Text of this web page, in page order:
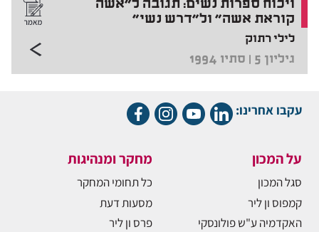
ויכוח ספרות נשים: תגובה ל"אשה
קוראת אשה" ול"דרש נשי"
לילי רתוק
גיליון 5 | סתיו 1994
עקבו אחרינו:
על המכון
סגל המכון
קמפוס ון ליר
האקדמיה ע"ש פולונסקי
מחקר ומנהיגות
כל תחומי המחקר
מסעות דעת
פרס ון ליר